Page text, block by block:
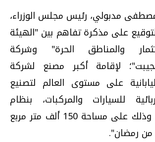
مدبولي، رئيس مجلس الوزراء،
على مذكرة تفاهم بين "الهيئة
والمناطق الحرة" وشركة
لإقامة أكبر مصنع لشركة
على مستوى العالم لتصنيع
للسيارات والمركبات، بنظام
المناطق الحرة، وذلك على مساحة 150 ألف متر مربع
من رمضان".